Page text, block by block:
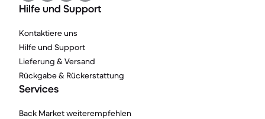
Hilfe und Support
Kontaktiere uns
Hilfe und Support
Lieferung & Versand
Rückgabe & Rückerstattung
Services
Back Market weiterempfehlen